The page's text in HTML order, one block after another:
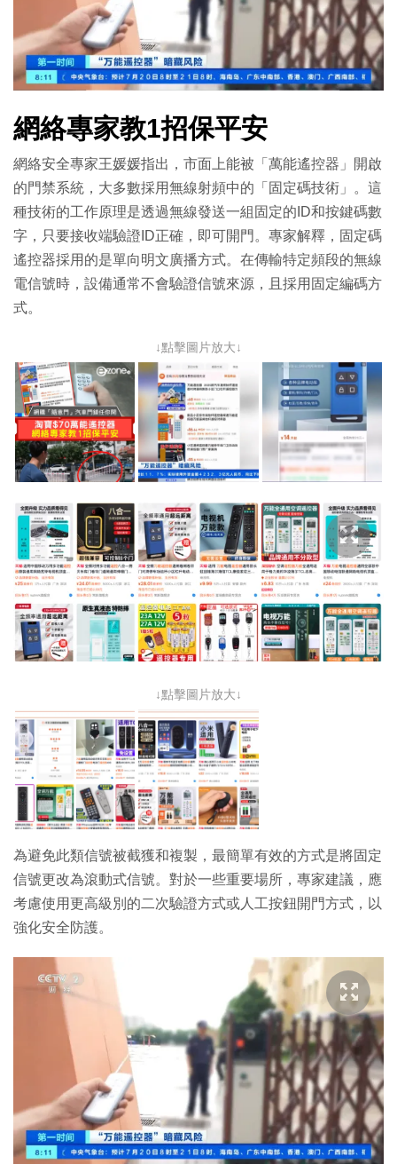
網絡專家教1招保平安
網絡安全專家王媛媛指出，市面上能被「萬能遙控器」開啟
的門禁系統，大多數採用無線射頻中的「固定碼技術」。這
種技術的工作原理是透過無線發送一組固定的ID和按鍵碼數
字，只要接收端驗證ID正確，即可開門。專家解釋，固定碼
遙控器採用的是單向明文廣播方式。在傳輸特定頻段的無線
電信號時，設備通常不會驗證信號來源，且採用固定編碼方
式。
↓點擊圖片放大↓
↓點擊圖片放大↓
為避免此類信號被截獲和複製，最簡單有效的方式是將固定
信號更改為滾動式信號。對於一些重要場所，專家建議，應
考慮使用更高級別的二次驗證方式或人工按鈕開門方式，以
強化安全防護。